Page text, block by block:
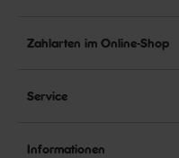
Zahlarten im Online-Shop
Service
Informationen